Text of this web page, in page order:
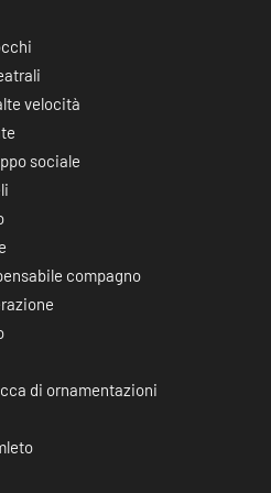
velocità
sociale
compagno
di ornamentazioni